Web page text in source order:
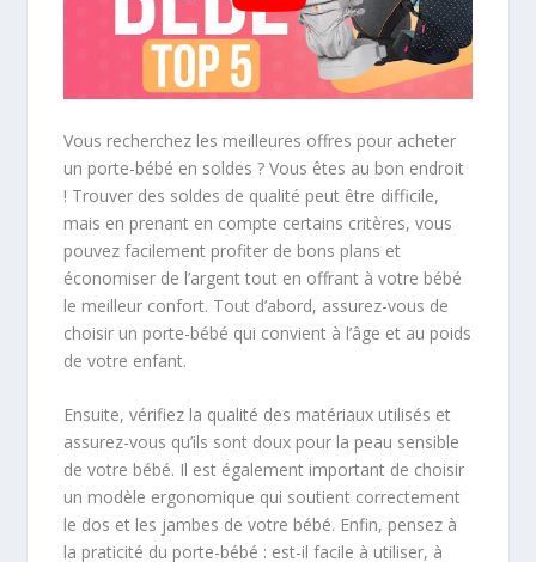
Vous recherchez les meilleures offres pour acheter
un porte-bébé en soldes ? Vous êtes au bon endroit
! Trouver des soldes de qualité peut être difficile,
mais en prenant en compte certains critères, vous
pouvez facilement profiter de bons plans et
économiser de l’argent tout en offrant à votre bébé
le meilleur confort. Tout d’abord, assurez-vous de
choisir un porte-bébé qui convient à l’âge et au poids
de votre enfant.
Ensuite, vérifiez la qualité des matériaux utilisés et
assurez-vous qu’ils sont doux pour la peau sensible
de votre bébé. Il est également important de choisir
un modèle ergonomique qui soutient correctement
le dos et les jambes de votre bébé. Enfin, pensez à
la praticité du porte-bébé : est-il facile à utiliser, à